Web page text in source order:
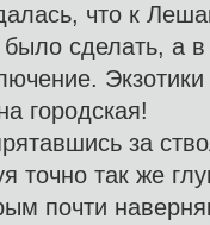
что к
сделать, а
городская!
за
точно так же
почти